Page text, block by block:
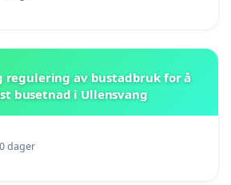
regulering av bustadbruk for å
busetnad i Ullensvang
dager